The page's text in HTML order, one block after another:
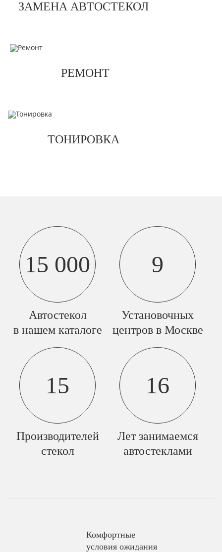
ЗАМЕНА АВТОСТЕКОЛ
РЕМОНТ
ТОНИРОВКА
15 000
Автостекол
в нашем каталоге
9
Установочных
центров в Москве
15
Производителей
стекол
16
Лет занимаемся
автостеклами
Комфортные
условия ожидания